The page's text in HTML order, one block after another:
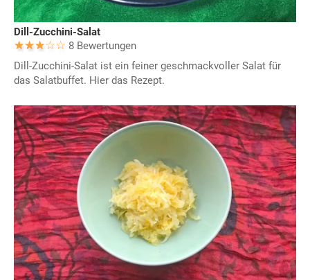
Dill-Zucchini-Salat
8 Bewertungen
Dill-Zucchini-Salat ist ein feiner geschmackvoller Salat für
das Salatbuffet. Hier das Rezept.